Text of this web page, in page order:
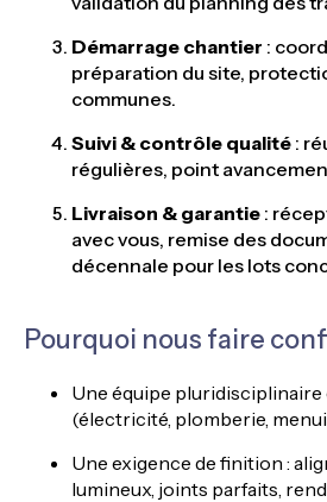
Démarrage chantier :
préparation du site,
communes.
Suivi & contrôle qualité :
régulières, point
Livraison & garantie :
avec vous, remise des
décennale pour les lots
Pourquoi nous faire
Une équipe
(électricité, plomberie,
Une exigence de finition :
lumineux, joints parfaits,